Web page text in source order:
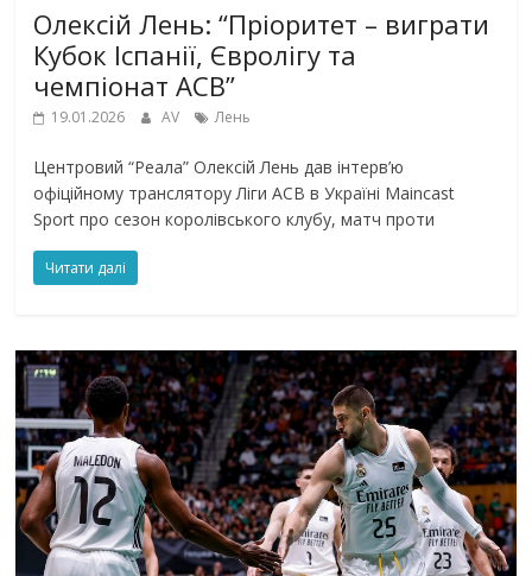
Олексій Лень: “Пріоритет – виграти
Кубок Іспанії, Євролігу та
чемпіонат ACB”
19.01.2026 AV Лень
Центровий “Реала” Олексій Лень дав інтерв’ю
офіційному транслятору Ліги АСВ в Україні Maincast
Sport про сезон королівського клубу, матч проти
Читати далі